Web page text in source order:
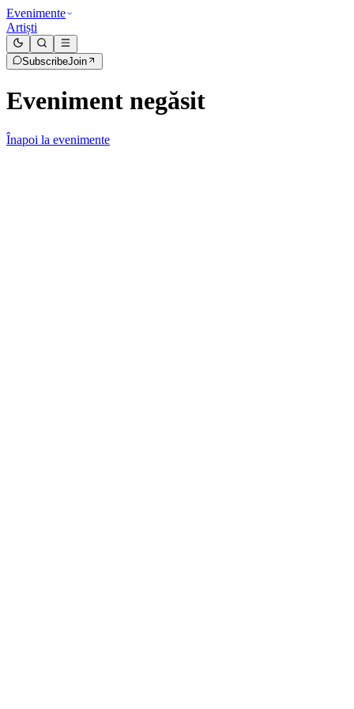
Evenimente
Artiști
SubscribeJoin
Eveniment negăsit
Înapoi la evenimente